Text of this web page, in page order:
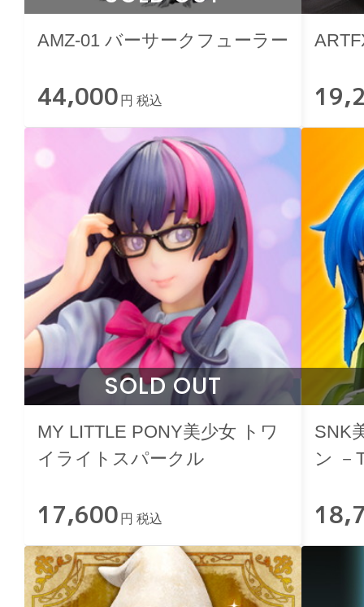
AMZ-01 バーサークフューラー
44,000 円 税込
SOLD OUT
MY LITTLE PONY美少女 トワ
イライトスパークル
17,600 円 税込
SNK
ン －